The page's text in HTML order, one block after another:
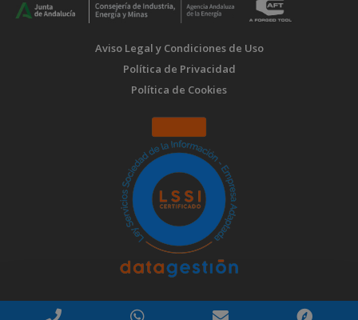
Aviso Legal y Condiciones de Uso
Política de Privacidad
Política de Cookies